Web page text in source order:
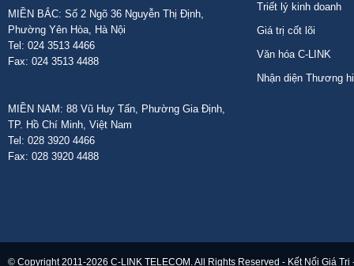
MIỀN BẮC: Số 2 Ngõ 36 Nguyễn Thị Định,
Phường Yên Hòa, Hà Nội
Tel: 024 3513 4466
Fax: 024 3513 4488
MIỀN NAM: 88 Vũ Huy Tấn, Phường Gia Định,
TP. Hồ Chí Minh, Việt Nam
Tel: 028 3920 4466
Fax: 028 3920 4488
Triết lý kinh doanh
Giá trị cốt lõi
Văn hóa C-LINK
Nhận diện Thương
© Copyright 2011-2026 C-LINK TELECOM. All Rights Reserved - Kết Nối Giá